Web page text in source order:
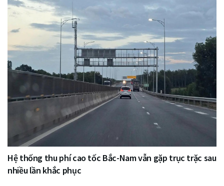
Hệ thống thu phí cao tốc Bắc-Nam vẫn gặp trục trặc sau
nhiều lần khắc phục